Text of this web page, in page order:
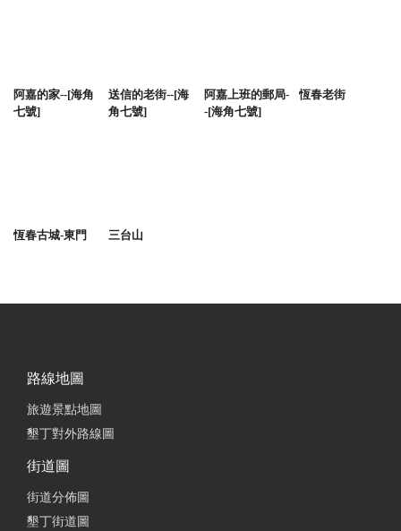
阿嘉的家--[海角
七號]
送信的老街--[海
角七號]
阿嘉上班的郵局-
-[海角七號]
恆春老街
恆春古城-東門 三台山
路線地圖
旅遊景點地圖
墾丁對外路線圖
街道圖
街道分佈圖
墾丁街道圖